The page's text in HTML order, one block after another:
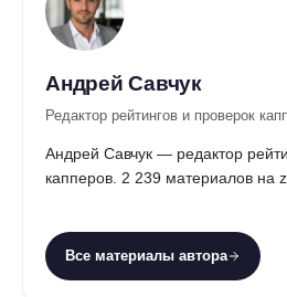
Андрей Савчук
Редактор рейтингов и проверок
Андрей Савчук — редактор
капперов. 2 239 материалов на
Все материалы автора